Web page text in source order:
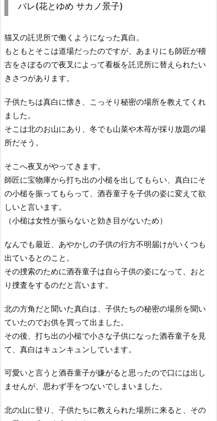
バレ(花とゆめ サカノ景子)
猫又の託児所で働くようになった真白。
もともとそこは道場だったのですが、あまりにも師匠が稽
古をさぼるので夜叉によって看板を託児所に替えられたい
きさつがあります。
子供たちは真白に懐き、こっそり秘密の場所を教えてくれ
ました。
そこは北のお山にあり、冬でも山菜や木苺が採り放題の場
所だそう。
そこへ夜叉がやってきます。
師匠に宝物庫から打ち出の小槌を出してもらい、真白にそ
の小槌を振ってもらって、酒吞童子を子供の姿に変えて欲
しいと言います。
（小槌は女性が振らないと効き目がないため）
なんでも最近、あやかしの子供の行方不明届けがいくつも
出ているとのこと。
その捜索のために酒吞童子は自ら子供の姿になって、おと
り捜査をするのだと言います。
北の方角だと聞いた真白は、子供たちの秘密の場所を聞い
ていたのでお供を買って出ました。
その後、打ち出の小槌で小さな子供になった酒吞童子を見
て、真白はキュンキュンしています。
可愛いと言うと酒吞童子が嫌がると思ったので口には出し
ませんが、思わず手をつないでしまいました。
北の山に登り、子供たちに教えられた場所に来ると、その